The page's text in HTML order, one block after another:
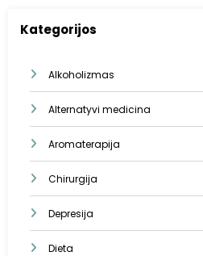
Kategorijos
Alkoholizmas
Alternatyvi medicina
Aromaterapija
Chirurgija
Depresija
Dieta